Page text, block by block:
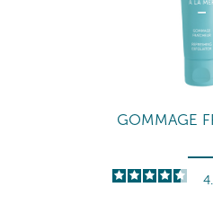
GOMMAGE